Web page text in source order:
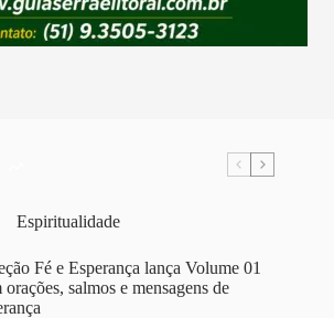
Espiritualidade
Fé e Esperança lança Volume 01
orações, salmos e mensagens de